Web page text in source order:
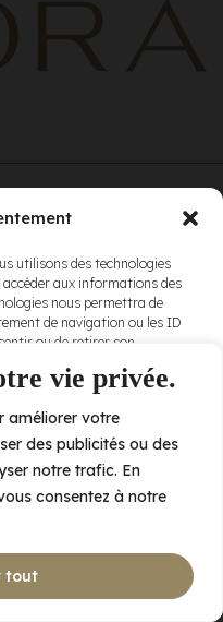
vie privée.
améliorer votre
des publicités ou des
notre trafic. En
consentez à notre
tout
utilisons des technologies
aux informations des
nous permettra de
de navigation ou les ID
ou de retirer son
Laval QC H7N 0J7